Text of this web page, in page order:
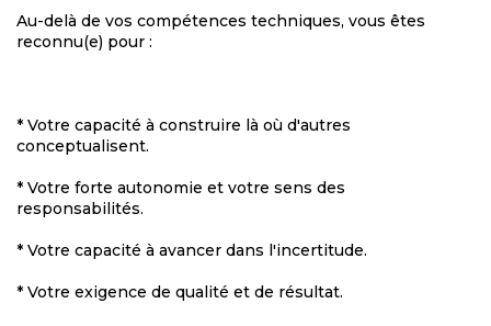
Au-delà de vos compétences techniques, vous êtes
reconnu(e) pour :
* Votre capacité à construire là où d'autres
conceptualisent.
* Votre forte autonomie et votre sens des
responsabilités.
* Votre capacité à avancer dans l'incertitude.
* Votre exigence de qualité et de résultat.